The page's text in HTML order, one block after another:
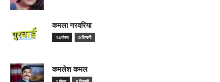
कमला नरवरिया
14 पोस्ट 0 टिप्पणी
कमलेश कमल